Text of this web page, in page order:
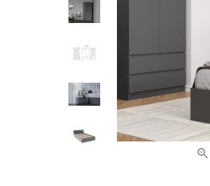
